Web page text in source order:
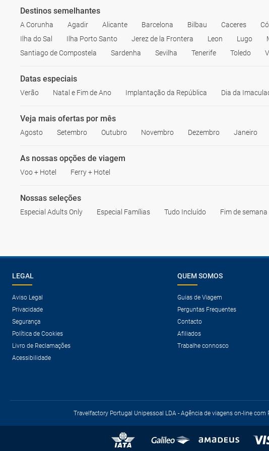
Destinos semelhantes
A Corunha Agadir Alicante Barcelona Bilbau Caceres
Ilha do Sal
Ilha Porto Santo Jerez de la Frontera Leon Lugo
Santiago de Compostela
Sardenha Sevilha Tenerife Toledo
Datas especiais
Verão Natal e Fim de Ano Implantação da República Dia da
Veja mais ofertas por mês
Agosto Setembro Outubro Novembro Dezembro Janeiro
As nossas opções de viagem
Voo + Hotel Ferry + Hotel
Nossas seleções
Especial Adults Only Especial Famílias Tudo Incluído Fim de semana
LEGAL
Aviso Legal
Privacidade
Segurança
Política de Cookies
Livro de Reclamações
Acessibilidade
QUEM SOMOS
Guias de Viagem
Perguntas Frequentes
Contacto
Afiliados
Trabalhe connosco
Travelfactory Portugal Unipessoal LDA - Agência de viagens on-line